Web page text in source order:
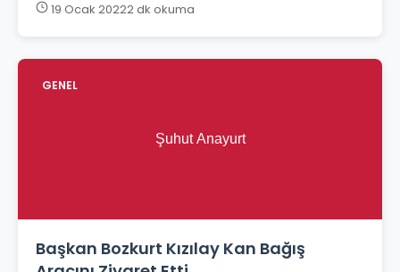
19 Ocak 20222 dk okuma
GENEL
Başkan Bozkurt Kızılay Kan Bağış